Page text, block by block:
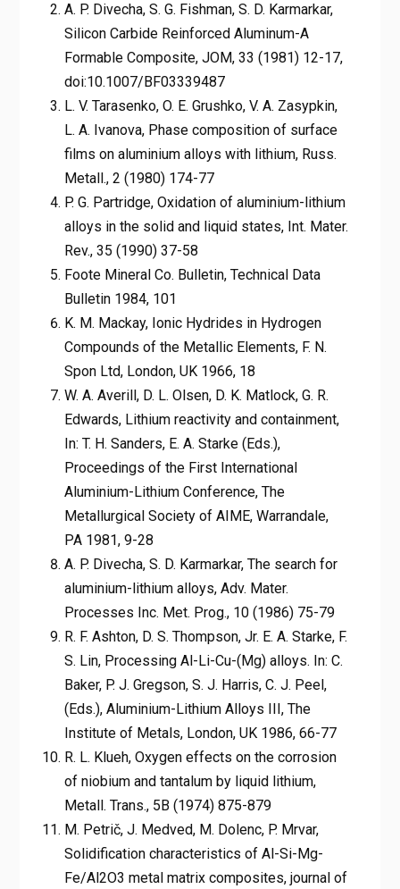
A. P. Divecha, S. G. Fishman, S. D. Karmarkar,
Silicon Carbide Reinforced Aluminum-A
Formable Composite, JOM, 33 (1981) 12-17,
doi:10.1007/BF03339487
L. V. Tarasenko, O. E. Grushko, V. A. Zasypkin,
L. A. Ivanova, Phase composition of surface
films on aluminium alloys with lithium, Russ.
Metall., 2 (1980) 174-77
P. G. Partridge, Oxidation of aluminium-lithium
alloys in the solid and liquid states, Int. Mater.
Rev., 35 (1990) 37-58
Foote Mineral Co. Bulletin, Technical Data
Bulletin 1984, 101
K. M. Mackay, Ionic Hydrides in Hydrogen
Compounds of the Metallic Elements, F. N.
Spon Ltd, London, UK 1966, 18
W. A. Averill, D. L. Olsen, D. K. Matlock, G. R.
Edwards, Lithium reactivity and containment,
In: T. H. Sanders, E. A. Starke (Eds.),
Proceedings of the First International
Aluminium-Lithium Conference, The
Metallurgical Society of AIME, Warrandale,
PA 1981, 9-28
A. P. Divecha, S. D. Karmarkar, The search for
aluminium-lithium alloys, Adv. Mater.
Processes Inc. Met. Prog., 10 (1986) 75-79
R. F. Ashton, D. S. Thompson, Jr. E. A. Starke, F.
S. Lin, Processing Al-Li-Cu-(Mg) alloys. In: C.
Baker, P. J. Gregson, S. J. Harris, C. J. Peel,
(Eds.), Aluminium-Lithium Alloys III, The
Institute of Metals, London, UK 1986, 66-77
R. L. Klueh, Oxygen effects on the corrosion
of niobium and tantalum by liquid lithium,
Metall. Trans., 5B (1974) 875-879
M. Petrič, J. Medved, M. Dolenc, P. Mrvar,
Solidification characteristics of Al-Si-Mg-
Fe/Al2O3 metal matrix composites, journal of